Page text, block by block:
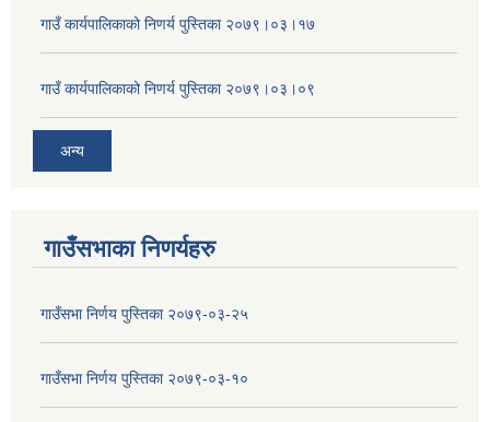
गाउँ कार्यपालिकाको निणर्य पुस्तिका २०७९।०३।१७
गाउँ कार्यपालिकाको निणर्य पुस्तिका २०७९।०३।०९
अन्य
गाउँसभाका निणर्यहरु
गाउँसभा निर्णय पुस्तिका २०७९-०३-२५
गाउँसभा निर्णय पुस्तिका २०७९-०३-१०